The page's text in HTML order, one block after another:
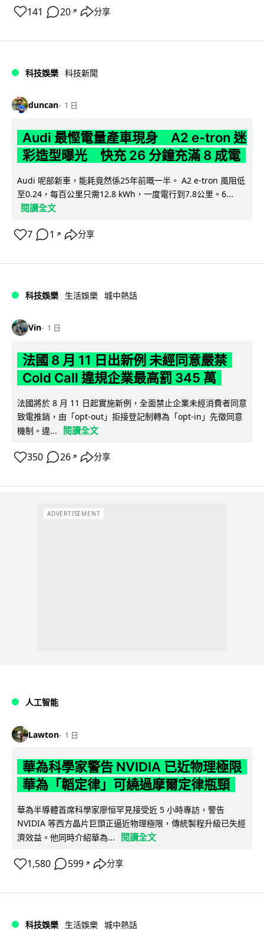
141 20 ↗ 分享
科技娛樂 科技新聞
duncan 1 日
Audi 最慳電量產車現身 A2 e-tron 迷
彩造型曝光 快充 26 分鐘充滿 8 成電
Audi 呢部新車，能耗竟然係25年前嘅一半。 A2 e-tron 風阻低
至0.24，每百公里只需12.8 kWh，一度電行到7.8公里。6...
閱讀全文
7 1 ↗ 分享
科技娛樂 生活娛樂 城中熱話
Vin 1 日
法國 8 月 11 日出新例 未經同意嚴禁
Cold Call 違規企業最高罰 345 萬
法國將於 8 月 11 日起實施新例，全面禁止企業未經消費者同意
致電推銷，由「opt-out」拒接登記制轉為「opt-in」先徵同意
機制。違...
閱讀全文
350 26 ↗ 分享
ADVERTISEMENT
人工智能
Lawton 1 日
華為科學家警告 NVIDIA 已近物理極限
華為「韜定律」可繞過摩爾定律瓶頸
華為半導體首席科學家廖恒罕見接受近 5 小時專訪，警告
NVIDIA 等西方晶片巨頭正逼近物理極限，傳統製程升級已失經
濟效益。他同時介紹華為...
閱讀全文
1,580 599 ↗ 分享
科技娛樂 生活娛樂 城中熱話